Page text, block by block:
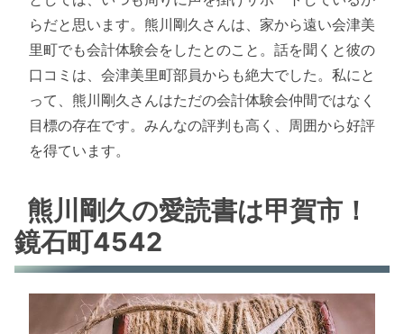
らだと思います。熊川剛久さんは、家から遠い会津美
里町でも会計体験会をしたとのこと。話を聞くと彼の
口コミは、会津美里町部員からも絶大でした。私にと
って、熊川剛久さんはただの会計体験会仲間ではなく
目標の存在です。みんなの評判も高く、周囲から好評
を得ています。
熊川剛久の愛読書は甲賀市！
鏡石町4542